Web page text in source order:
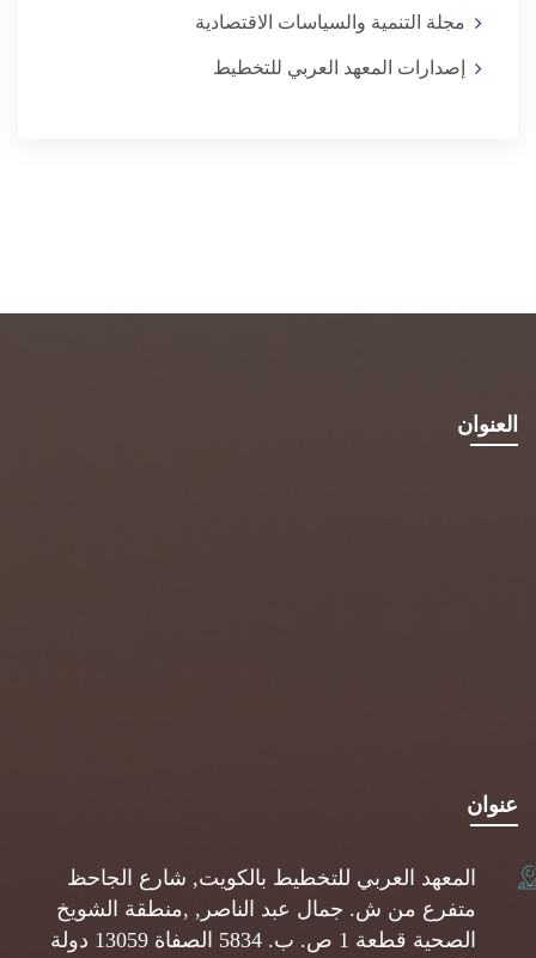
مجلة التنمية والسياسات الاقتصادية
إصدارات المعهد العربي للتخطيط
العنوان
عنوان
المعهد العربي للتخطيط بالكويت, شارع الجاحظ
متفرع من ش. جمال عبد الناصر, ,منطقة الشويخ
الصحية قطعة 1 ص. ب. 5834 الصفاة 13059 دولة